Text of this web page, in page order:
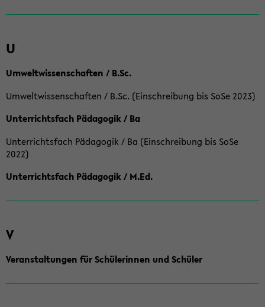
U
Umweltwissenschaften / B.Sc.
Umweltwissenschaften / B.Sc. (Einschreibung bis SoSe 2023)
Unterrichtsfach Pädagogik / Ba
Unterrichtsfach Pädagogik / Ba (Einschreibung bis SoSe
2022)
Unterrichtsfach Pädagogik / M.Ed.
V
Veranstaltungen für Schülerinnen und Schüler